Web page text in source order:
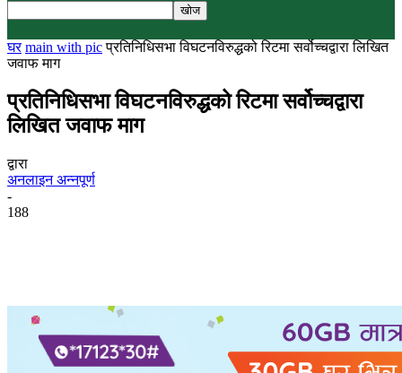
घर main with pic प्रतिनिधिसभा विघटनविरुद्धको रिटमा सर्वोच्चद्वारा लिखित
जवाफ माग
प्रतिनिधिसभा विघटनविरुद्धको रिटमा सर्वोच्चद्वारा
लिखित जवाफ माग
द्वारा
अनलाइन अन्नपूर्ण
-
188